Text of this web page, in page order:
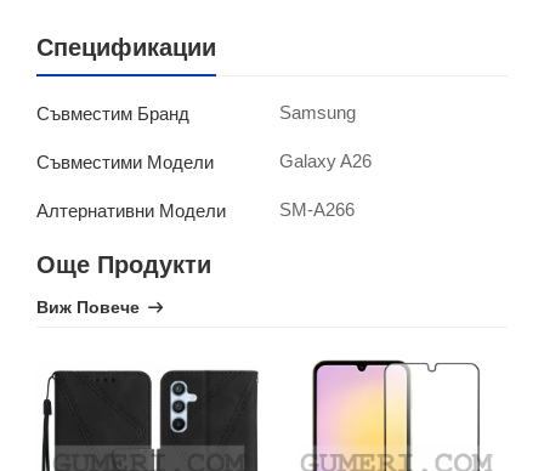
Спецификации
Съвместим Бранд Samsung
Съвместими Модели Galaxy A26
Алтернативни Модели SM-A266
Още Продукти
Виж Повече